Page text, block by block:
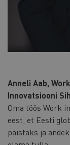
Anneli Aab,
Innovatsiooni
Oma töös Work
eest, et Eesti
paistaks ja